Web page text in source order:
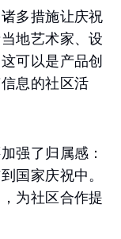
多措施让庆祝
地艺术家、设
可以是产品创
息的社区活
强了归属感：
国家庆祝中。
为社区合作提